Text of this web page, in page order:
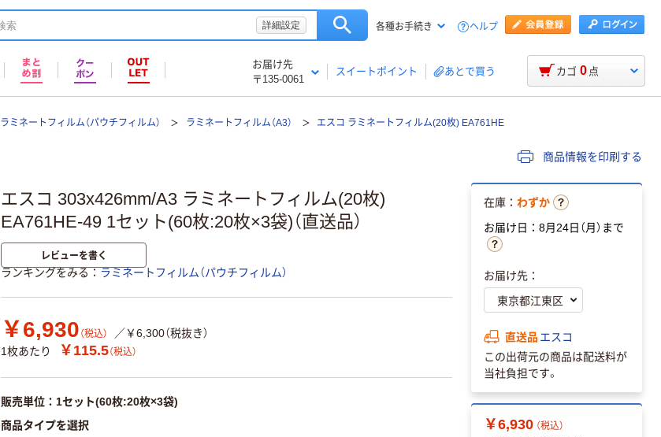
詳細設定 各種お手続き ヘルプ
お届け先
〒135-0061
スイートポイント あとで買う カゴ 0 点
ラミネートフィルム（パウチフィルム） ラミネートフィルム（A3） エスコ ラミネートフィルム(20枚) EA761HE
商品情報を印刷する
エスコ 303x426mm/A3 ラミネートフィルム(20枚)
EA761HE-49 1セット(60枚:20枚×3袋)（直送品）
レビューを書く
ランキングをみる ラミネートフィルム（パウチフィルム）
￥6,930 （税込）
／￥6,300（税抜き）
1枚あたり
￥115.5（税込）
販売単位：1セット(60枚:20枚×3袋)
商品タイプを選択
在庫： わずか
お届け日：8月24日（月）まで
お届け先：
直送品 エスコ
この出荷元の商品は配送料が
当社負担です。
￥6,930 （税込）